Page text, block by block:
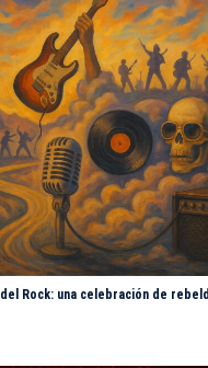
del Rock: una celebración de